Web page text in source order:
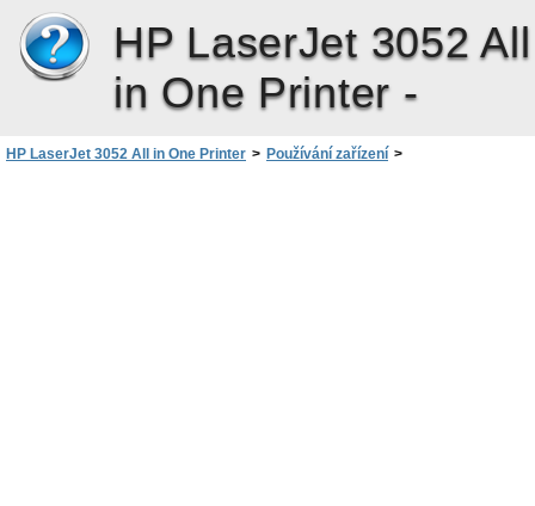
HP LaserJet 3052 All
in One Printer -
HP LaserJet 3052 All in One Printer > Používání zařízení >